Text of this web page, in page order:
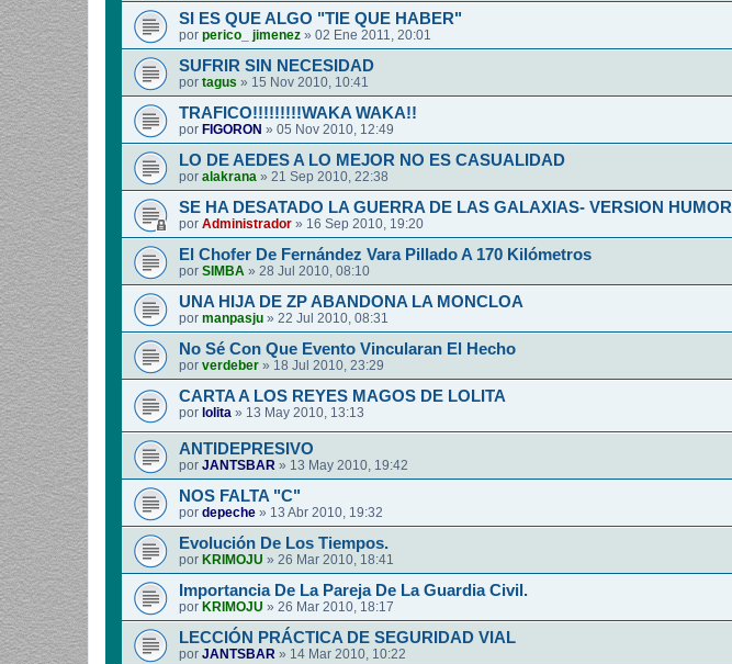
SI ES QUE ALGO "TIE QUE HABER"
por perico_ jimenez » 02 Ene 2011, 20:01
SUFRIR SIN NECESIDAD
por tagus » 15 Nov 2010, 10:41
TRAFICO!!!!!!!!!WAKA WAKA!!
por FIGORON » 05 Nov 2010, 12:49
LO DE AEDES A LO MEJOR NO ES CASUALIDAD
por alakrana » 21 Sep 2010, 22:38
SE HA DESATADO LA GUERRA DE LAS GALAXIAS- VERSION HUMOR
por Administrador » 16 Sep 2010, 19:20
El Chofer De Fernández Vara Pillado A 170 Kilómetros
por SIMBA » 28 Jul 2010, 08:10
UNA HIJA DE ZP ABANDONA LA MONCLOA
por manpasju » 22 Jul 2010, 08:31
No Sé Con Que Evento Vincularan El Hecho
por verdeber » 18 Jul 2010, 23:29
CARTA A LOS REYES MAGOS DE LOLITA
por lolita » 13 May 2010, 13:13
ANTIDEPRESIVO
por JANTSBAR » 13 May 2010, 19:42
NOS FALTA "C"
por depeche » 13 Abr 2010, 19:32
Evolución De Los Tiempos.
por KRIMOJU » 26 Mar 2010, 18:41
Importancia De La Pareja De La Guardia Civil.
por KRIMOJU » 26 Mar 2010, 18:17
LECCIÓN PRÁCTICA DE SEGURIDAD VIAL
por JANTSBAR » 14 Mar 2010, 10:22